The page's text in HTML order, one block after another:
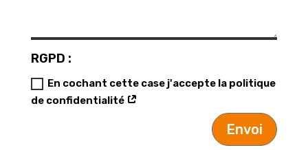
RGPD :
En cochant cette case j'accepte la politique
de confidentialité
Envoi